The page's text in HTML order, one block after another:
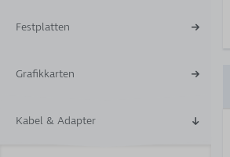
Festplatten
Grafikkarten
Kabel & Adapter